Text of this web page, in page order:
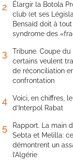
2
Élargir la Botola
club (et ses
Bensaïd doit à
syndrome des
3
Tribune. Coupe
certains veulent
de réconciliation
confrontation
4
Voici, en chiffres,
d’Interpol Rabat
5
Rapport. La main
Sebta et Melilla:
démontrent un
l’Algérie